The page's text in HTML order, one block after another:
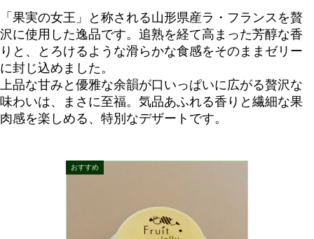
「果実の女王」と称される山形県産ラ・フランスを贅
沢に使用した逸品です。追熟を経て高まった芳醇な香
りと、とろけるような滑らかな食感をそのままゼリー
に封じ込めました。
上品な甘みと優雅な余韻が口いっぱいに広がる贅沢な
味わいは、まさに至福。気品あふれる香りと繊細な果
肉感を楽しめる、特別なデザートです。